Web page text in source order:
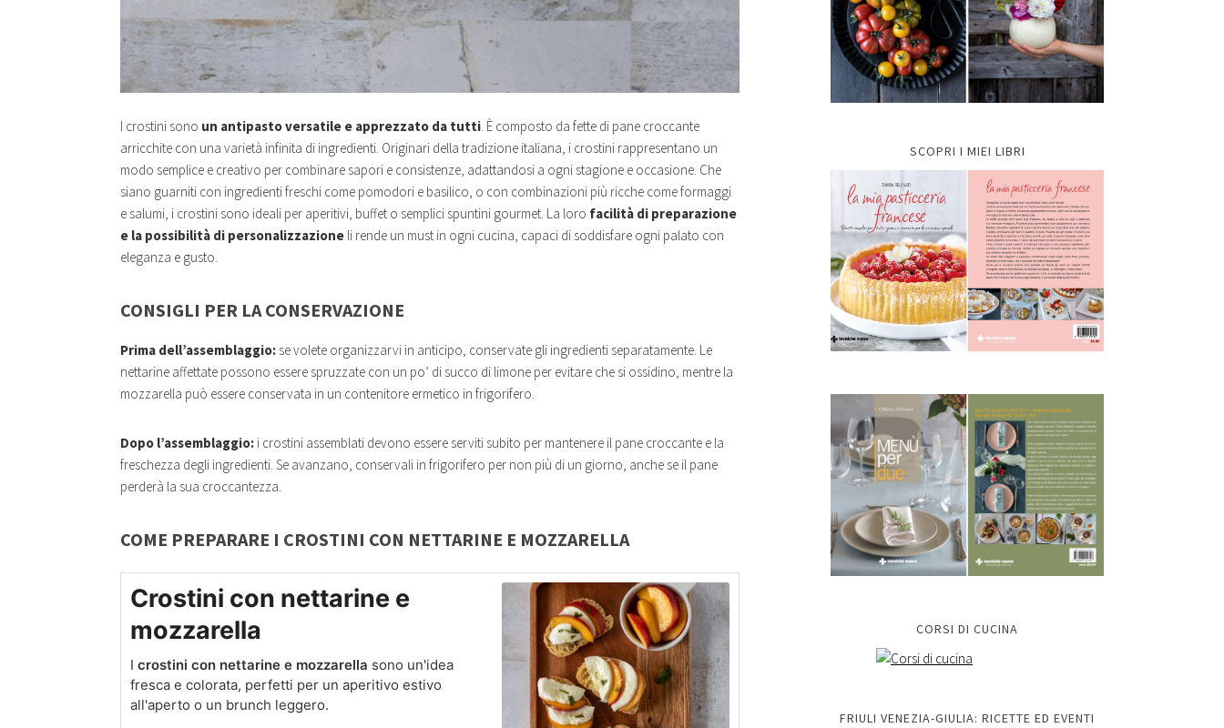
I crostini sono un antipasto versatile e apprezzato da tutti. È composto da fette di pane croccante
arricchite con una varietà infinita di ingredienti. Originari della tradizione italiana, i crostini rappresentano un
modo semplice e creativo per combinare sapori e consistenze, adattandosi a ogni stagione e occasione. Che
siano guarniti con ingredienti freschi come pomodori e basilico, o con combinazioni più ricche come formaggi
e salumi, i crostini sono ideali per aperitivi, buffet o semplici spuntini gourmet. La loro facilità di preparazione
e la possibilità di personalizzazione li rende un must in ogni cucina, capaci di soddisfare ogni palato con
eleganza e gusto.
CONSIGLI PER LA CONSERVAZIONE
Prima dell’assemblaggio: se volete organizzarvi in anticipo, conservate gli ingredienti separatamente. Le
nettarine affettate possono essere spruzzate con un po’ di succo di limone per evitare che si ossidino, mentre la
mozzarella può essere conservata in un contenitore ermetico in frigorifero.
Dopo l’assemblaggio: i crostini assemblati devono essere serviti subito per mantenere il pane croccante e la
freschezza degli ingredienti. Se avanzano, conservali in frigorifero per non più di un giorno, anche se il pane
perderà la sua croccantezza.
COME PREPARARE I CROSTINI CON NETTARINE E MOZZARELLA
Crostini con nettarine e
mozzarella
I crostini con nettarine e mozzarella sono un'idea
fresca e colorata, perfetti per un aperitivo estivo
all'aperto o un brunch leggero.
SCOPRI I MIEI LIBRI
CORSI DI CUCINA
FRIULI VENEZIA-GIULIA: RICETTE ED EVENTI